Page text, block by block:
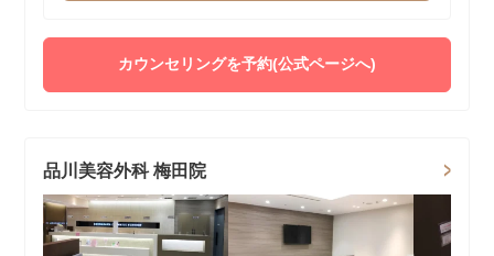
カウンセリングを予約(公式ページへ)
品川美容外科 梅田院